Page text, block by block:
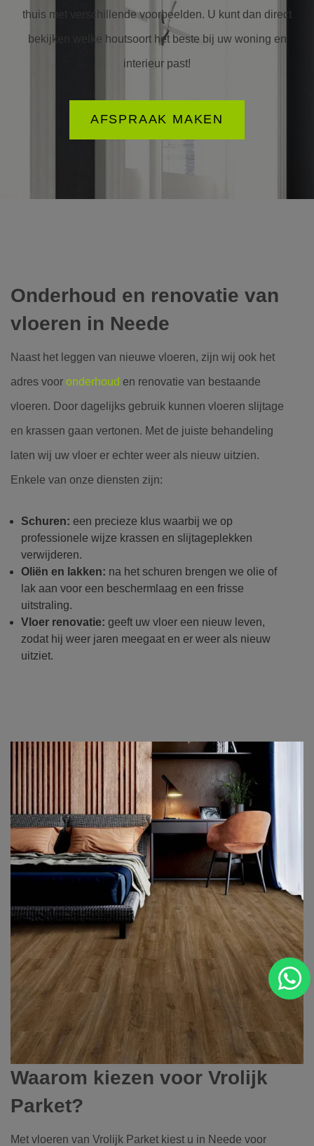
thuis met verschillende voorbeelden. U kunt dan direct
bekijken welke houtsoort het beste bij uw woning en
interieur past!
AFSPRAAK MAKEN
Onderhoud en renovatie van
vloeren in Neede
Naast het leggen van nieuwe vloeren, zijn wij ook het
adres voor onderhoud en renovatie van bestaande
vloeren. Door dagelijks gebruik kunnen vloeren slijtage
en krassen gaan vertonen. Met de juiste behandeling
laten wij uw vloer er echter weer als nieuw uitzien.
Enkele van onze diensten zijn:
Schuren: een precieze klus waarbij we op
professionele wijze krassen en slijtageplekken
verwijderen.
Oliën en lakken: na het schuren brengen we olie of
lak aan voor een beschermlaag en een frisse
uitstraling.
Vloer renovatie: geeft uw vloer een nieuw leven,
zodat hij weer jaren meegaat en er weer als nieuw
uitziet.
Waarom kiezen voor Vrolijk
Parket?
Met vloeren van Vrolijk Parket kiest u in Neede voor